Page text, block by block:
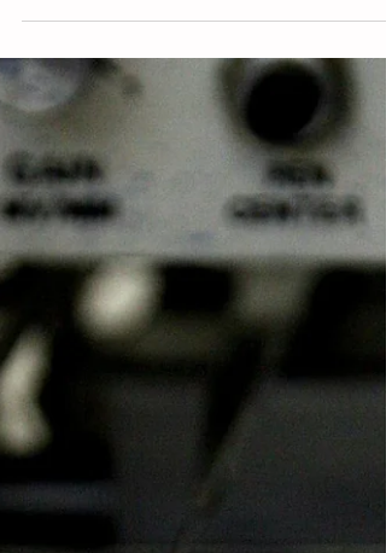
Científicos apuntan la existencia
de más fallas sismícas bajo
de México
Ciudad de México.- A las fallas geológicas
descubiertas a principios de 2024 en la
Ciudad de México, bautizadas como fallas
de Mixcoac y...